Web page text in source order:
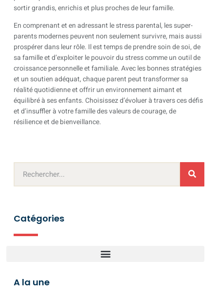
sortir grandis, enrichis et plus proches de leur famille.
En comprenant et en adressant le stress parental, les super-
parents modernes peuvent non seulement survivre, mais aussi
prospérer dans leur rôle. Il est temps de prendre soin de soi, de
sa famille et d’exploiter le pouvoir du stress comme un outil de
croissance personnelle et familiale. Avec les bonnes stratégies
et un soutien adéquat, chaque parent peut transformer sa
réalité quotidienne et offrir un environnement aimant et
équilibré à ses enfants. Choisissez d’évoluer à travers ces défis
et d’insuffler à votre famille des valeurs de courage, de
résilience et de bienveillance.
Catégories
A la une